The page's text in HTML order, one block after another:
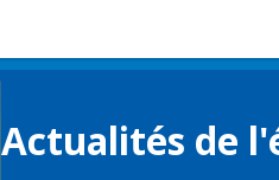
Actualités de